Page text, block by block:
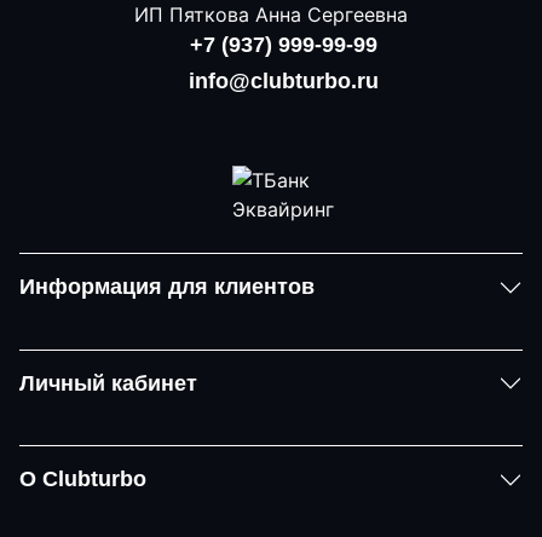
ИП Пяткова Анна Сергеевна
+7 (937) 999-99-99
info@clubturbo.ru
Информация для клиентов
Личный кабинет
О Clubturbo